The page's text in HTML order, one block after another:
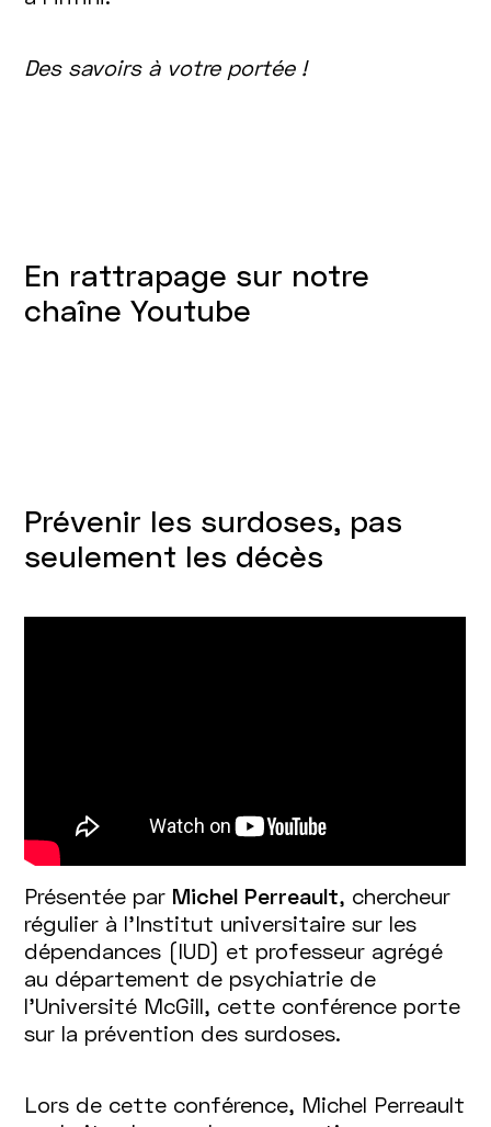
Des savoirs à votre portée !
En rattrapage sur notre
chaîne Youtube
Prévenir les surdoses, pas
seulement les décès
Présentée par Michel Perreault, chercheur
régulier à l’Institut universitaire sur les
dépendances (IUD) et professeur agrégé
au département de psychiatrie de
l’Université McGill, cette conférence porte
sur la prévention des surdoses.
Lors de cette conférence, Michel Perreault